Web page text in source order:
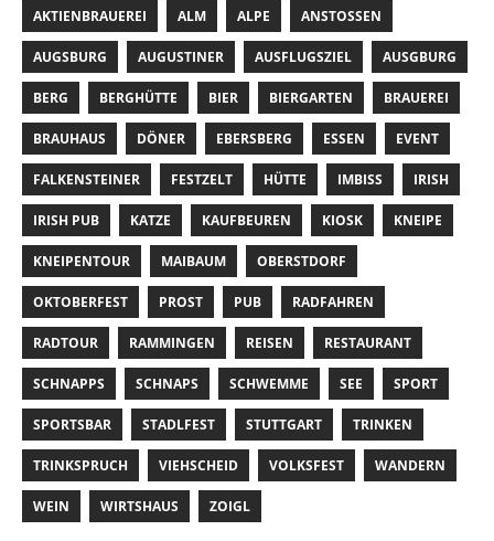
AKTIENBRAUEREI ALM ALPE ANSTOSSEN
AUGSBURG AUGUSTINER AUSFLUGSZIEL AUSGBURG
BERG BERGHÜTTE BIER BIERGARTEN BRAUEREI
BRAUHAUS DÖNER EBERSBERG ESSEN EVENT
FALKENSTEINER FESTZELT HÜTTE IMBISS IRISH
IRISH PUB KATZE KAUFBEUREN KIOSK KNEIPE
KNEIPENTOUR MAIBAUM OBERSTDORF
OKTOBERFEST PROST PUB RADFAHREN
RADTOUR RAMMINGEN REISEN RESTAURANT
SCHNAPPS SCHNAPS SCHWEMME SEE SPORT
SPORTSBAR STADLFEST STUTTGART TRINKEN
TRINKSPRUCH VIEHSCHEID VOLKSFEST WANDERN
WEIN WIRTSHAUS ZOIGL